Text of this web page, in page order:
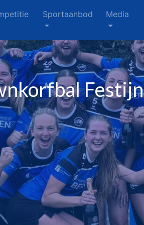
Sportaanbod Media